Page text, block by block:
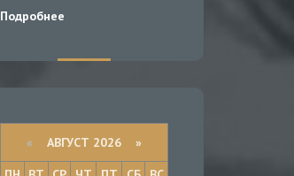
Подробнее
« АВГУСТ 2026 »